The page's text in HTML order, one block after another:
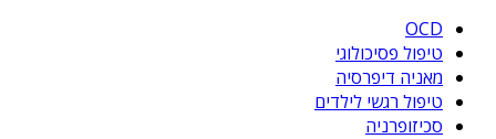
OCD
טיפול פסיכולוגי
מאניה דיפרסיה
טיפול רגשי לילדים
סכיזופרניה